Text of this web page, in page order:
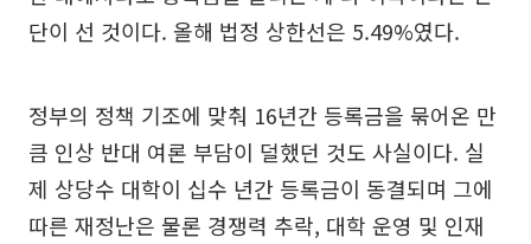
단이 선 것이다. 올해 법정 상한선은 5.49%였다.
정부의 정책 기조에 맞춰 16년간 등록금을 묶어온 만
큼 인상 반대 여론 부담이 덜했던 것도 사실이다. 실
제 상당수 대학이 십수 년간 등록금이 동결되며 그에
따른 재정난은 물론 경쟁력 추락, 대학 운영 및 인재